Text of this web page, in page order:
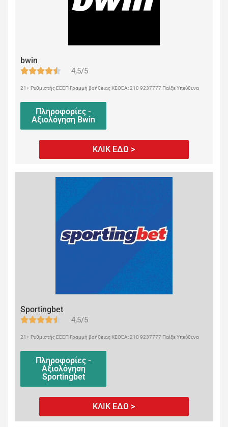
bwin
4,5/5
21+ Ρυθμιστής ΕΕΕΠ Γραμμή βοήθειας ΚΕΘΕΑ: 210 9237777 Παίξε Υπεύθυνα
Πληροφορίες -
Αξιολόγηση Bwin
ΚΛΙΚ ΕΔΩ >
Sportingbet
4,5/5
21+ Ρυθμιστής ΕΕΕΠ Γραμμή βοήθειας ΚΕΘΕΑ: 210 9237777 Παίξε Υπεύθυνα
Πληροφορίες -
Αξιολόγηση
Sportingbet
ΚΛΙΚ ΕΔΩ >